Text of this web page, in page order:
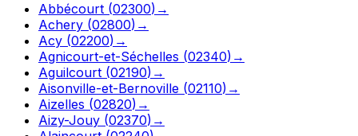
Abbécourt (02300) →
Achery (02800) →
Acy (02200) →
Agnicourt-et-Séchelles (02340) →
Aguilcourt (02190) →
Aisonville-et-Bernoville (02110) →
Aizelles (02820) →
Aizy-Jouy (02370) →